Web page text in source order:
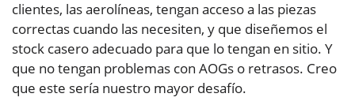
clientes, las aerolíneas, tengan acceso a las piezas
correctas cuando las necesiten, y que diseñemos el
stock casero adecuado para que lo tengan en sitio. Y
que no tengan problemas con AOGs o retrasos. Creo
que este sería nuestro mayor desafío.